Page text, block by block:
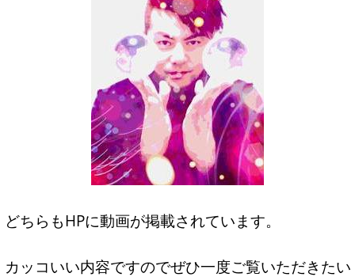
どちらもHPに動画が掲載されています。
カッコいい内容ですのでぜひ一度ご覧いただきたい